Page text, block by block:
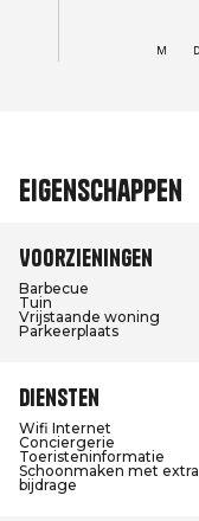
Eigenschappen
Voorzieningen
Barbecue
Tuin
Vrijstaande woning
Parkeerplaats
Diensten
Wifi Internet
Conciergerie
Toeristeninformatie
Schoonmaken met extra
bijdrage